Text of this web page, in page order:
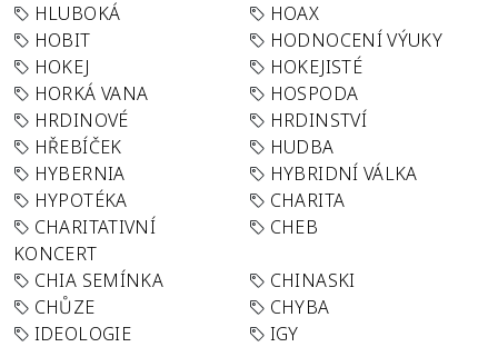
HLUBOKÁ
HOAX
HOBIT
HODNOCENÍ VÝUKY
HOKEJ
HOKEJISTÉ
HORKÁ VANA
HOSPODA
HRDINOVÉ
HRDINSTVÍ
HŘEBÍČEK
HUDBA
HYBERNIA
HYBRIDNÍ VÁLKA
HYPOTÉKA
CHARITA
CHARITATIVNÍ
KONCERT
CHEB
CHIA SEMÍNKA
CHINASKI
CHŮZE
CHYBA
IDEOLOGIE
IGY